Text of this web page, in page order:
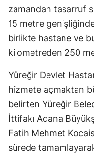
zamandan tasarruf
15 metre
birlikte hastane ve
kilometreden 250
Yüreğir Devlet
hizmete açmaktan
belirten Yüreğir
İttifakı Adana
Fatih Mehmet
sürede